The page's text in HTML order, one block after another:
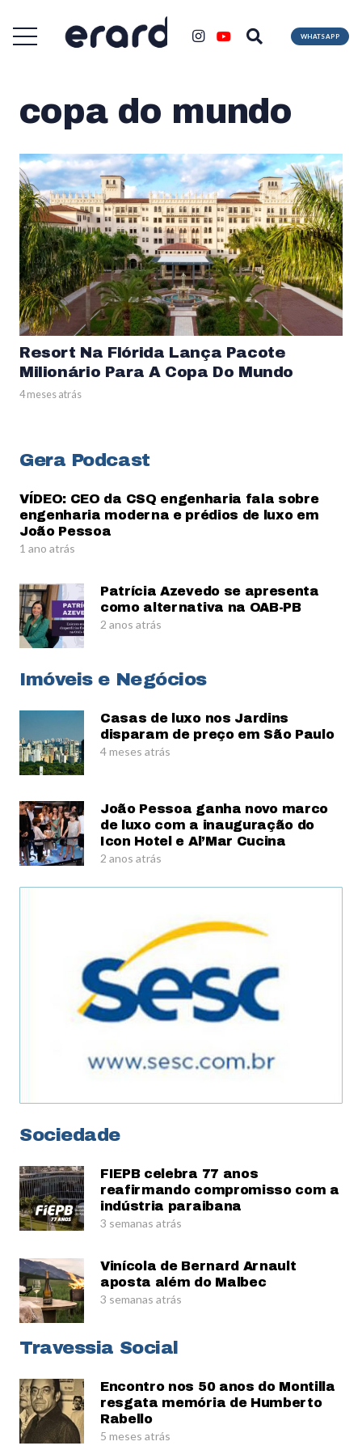
WHATSAPP
copa do mundo
Resort Na Flórida Lança Pacote
Milionário Para A Copa Do Mundo
4 meses atrás
Gera Podcast
VÍDEO: CEO da CSQ engenharia fala sobre
engenharia moderna e prédios de luxo em
João Pessoa
1 ano atrás
Patrícia Azevedo se apresenta
como alternativa na OAB-PB
2 anos atrás
Imóveis e Negócios
Casas de luxo nos Jardins
disparam de preço em São Paulo
4 meses atrás
João Pessoa ganha novo marco
de luxo com a inauguração do
Icon Hotel e Al’Mar Cucina
2 anos atrás
Sociedade
FIEPB celebra 77 anos
reafirmando compromisso com a
indústria paraibana
3 semanas atrás
Vinícola de Bernard Arnault
aposta além do Malbec
3 semanas atrás
Travessia Social
Encontro nos 50 anos do Montilla
resgata memória de Humberto
Rabello
5 meses atrás